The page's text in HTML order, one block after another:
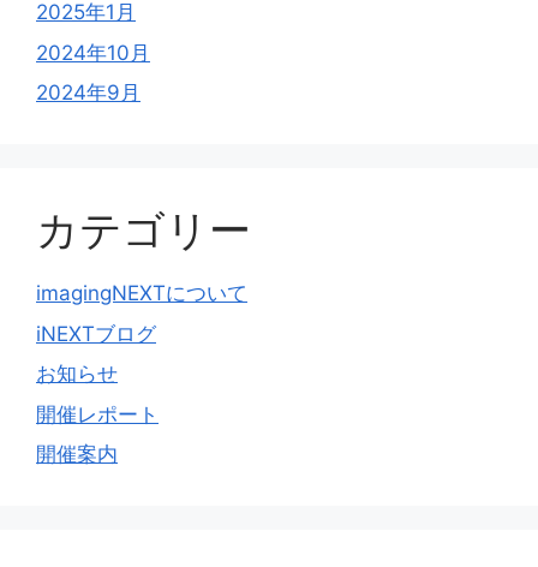
2025年1月
2024年10月
2024年9月
カテゴリー
imagingNEXTについて
iNEXTブログ
お知らせ
開催レポート
開催案内